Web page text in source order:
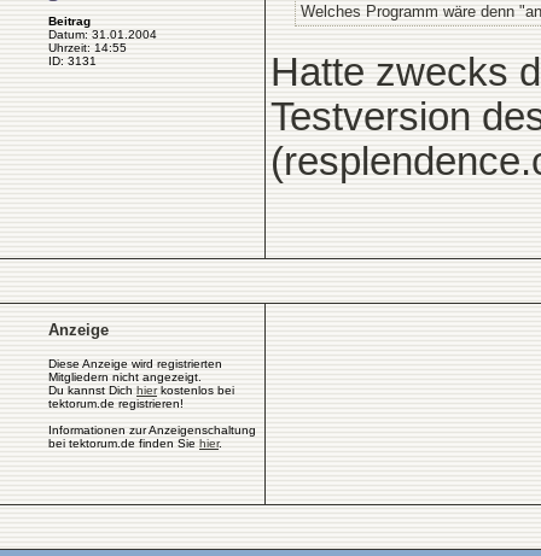
Beitrag
Datum: 31.01.2004
Uhrzeit: 14:55
ID: 3131
Welches Programm wäre denn
Hatte zwecks
Testversion
Anzeige
Diese Anzeige wird registrierten
Mitgliedern nicht angezeigt.
Du kannst Dich hierkostenlos bei
tektorum.de registrieren!
Informationen zur Anzeigenschaltung
bei tektorum.de finden Sie hier.